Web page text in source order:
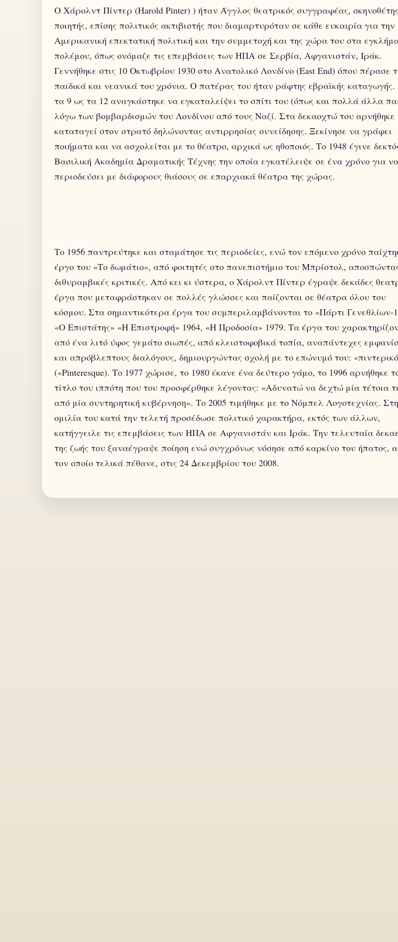
Ο Χάρολντ Πίντερ (Harold Pinter) ) ήταν Άγγλος θεατρικός συγγραφέας,
ποιητής, επίσης πολιτικός ακτιβιστής που διαμαρτυρόταν σε κάθε ευκαιρία για την
Αμερικανική επεκτατική πολιτική και την συμμετοχή και της χώρα του στα
πολέμου, όπως ονόμαζε τις επεμβάσεις των ΗΠΑ σε Σερβία, Αφγανιστάν, Ιράκ.
Γεννήθηκε στις 10 Οκτωβρίου 1930 στο Ανατολικό Λονδίνο (East End) όπου πέρασε
παιδικά και νεανικά του χρόνια. Ο πατέρας του ήταν ράφτης εβραϊκής
τα 9 ως τα 12 αναγκάστηκε να εγκαταλείψει το σπίτι του (όπως και πολλά άλλα
λόγω των βομβαρδισμών του Λονδίνου από τους Ναζί. Στα δεκαοχτώ του αρνήθηκε
καταταγεί στον στρατό δηλώνοντας αντιρρησίας συνείδησης. Ξεκίνησε να γράφει
ποιήματα και να ασχολείται με το θέατρο, αρχικά ως ηθοποιός. Το 1948 έγινε
Βασιλική Ακαδημία Δραματικής Τέχνης την οποία εγκατέλειψε σε ένα χρόνο για
περιοδεύσει με διάφορους θιάσους σε επαρχιακά θέατρα της χώρας.
Το 1956 παντρεύτηκε και σταμάτησε τις περιοδείες, ενώ τον επόμενο χρόνο
έργο του «Το δωμάτιο», από φοιτητές στο πανεπιστήμιο του Μπρίστολ,
διθυραμβικές κριτικές. Από κει κι ύστερα, ο Χάρολντ Πίντερ έγραψε δεκάδες
έργα που μεταφράστηκαν σε πολλές γλώσσες και παίζονται σε θέατρα όλου του
κόσμου. Στα σημαντικότερα έργα του συμπεριλαμβάνονται το «Πάρτι Γενεθλίων-
«Ο Επιστάτης» «Η Επιστροφή» 1964, «Η Προδοσία» 1979. Τα έργα του
από ένα λιτό ύφος γεμάτο σιωπές, από κλειστοφοβικά τοπία, αναπάντεχες
και απρόβλεπτους διαλόγους, δημιουργώντας σχολή με το επώνυμό του:
(«Pinteresque). Το 1977 χώρισε, το 1980 έκανε ένα δεύτερο γάμο, το 1996 αρνήθηκε
τίτλο του ιππότη που του προσφέρθηκε λέγοντας: «Αδυνατώ να δεχτώ μία τέτοια
από μία συντηρητική κυβέρνηση». Το 2005 τιμήθηκε με το Νόμπελ Λογοτεχνίας.
ομιλία του κατά την τελετή προσέδωσε πολιτικό χαρακτήρα, εκτός των άλλων,
κατήγγειλε τις επεμβάσεις των ΗΠΑ σε Αφγανιστάν και Ιράκ. Την τελευταία
της ζωής του ξαναέγραψε ποίηση ενώ συγχρόνως νόσησε από καρκίνο του ήπατος,
τον οποίο τελικά πέθανε, στις 24 Δεκεμβρίου του 2008.